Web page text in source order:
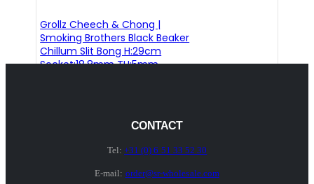
Grollz Cheech & Chong |
Smoking Brothers Black Beaker
Chillum Slit Bong H:29cm
Socket:18.8mm TH:5mm
CONTACT
Tel: +31 (0) 6 51 33 52 30
E-mail: order@sr-wholesale.com